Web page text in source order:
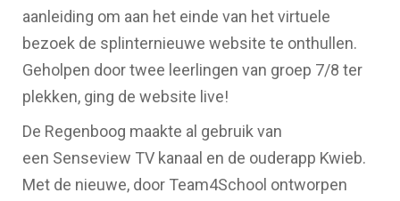
aanleiding om aan het einde van het virtuele
bezoek de splinternieuwe website te onthullen.
Geholpen door twee leerlingen van groep 7/8 ter
plekken, ging de website live!
De Regenboog maakte al gebruik van
een Senseview TV kanaal en de ouderapp Kwieb.
Met de nieuwe, door Team4School ontworpen